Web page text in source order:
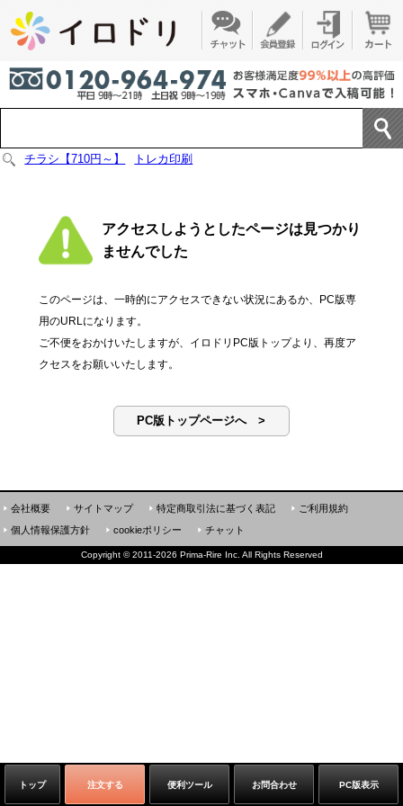
チラシ【710円～】 トレカ印刷
アクセスしようとしたページは見つかり
ませんでした
このページは、一時的にアクセスできない状況にあるか、PC版専
用のURLになります。
ご不便をおかけいたしますが、イロドリPC版トップより、再度ア
クセスをお願いいたします。
PC版トップページへ >
トップ 注文する 便利ツール お問合わせ PC版表示
会社概要 サイトマップ 特定商取引法に基づく表記
ご利用規約
個人情報保護方針
cookieポリシー チャット
Copyright ©2011-2026 Prima-Rire Inc. All Rights Reserved